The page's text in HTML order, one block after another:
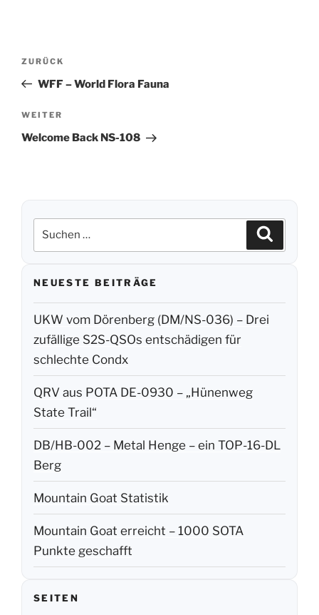
Beitragsnavigation
Vorheriger
Beitrag
ZURÜCK
WFF – World Flora Fauna
Nächster
Beitrag
WEITER
Welcome Back NS-108
Suchen
nach:
NEUESTE BEITRÄGE
UKW vom Dörenberg (DM/NS-036) – Drei
zufällige S2S-QSOs entschädigen für
schlechte Condx
QRV aus POTA DE-0930 – „Hünenweg
State Trail“
DB/HB-002 – Metal Henge – ein TOP-16-DL
Berg
Mountain Goat Statistik
Mountain Goat erreicht – 1000 SOTA
Punkte geschafft
SEITEN